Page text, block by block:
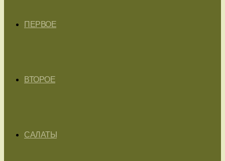
ПЕРВОЕ
ВТОРОЕ
САЛАТЫ